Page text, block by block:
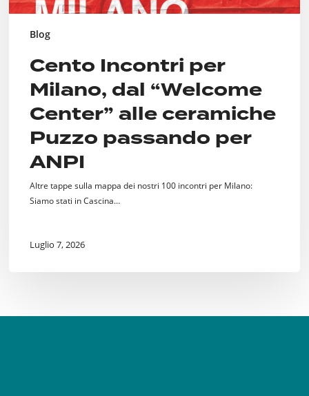
Blog
ANPI
Cento Incontri per
Milano, dal “Welcome
Center” alle ceramiche
Puzzo passando per
ANPI
Altre tappe sulla mappa dei nostri 100 incontri per Milano:
Siamo stati in Cascina…
Luglio 7, 2026